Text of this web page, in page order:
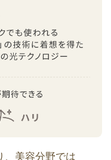
、美容分野では